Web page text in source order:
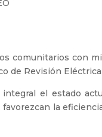
comunitarios con
de Revisión Eléctrica.
el estado
la